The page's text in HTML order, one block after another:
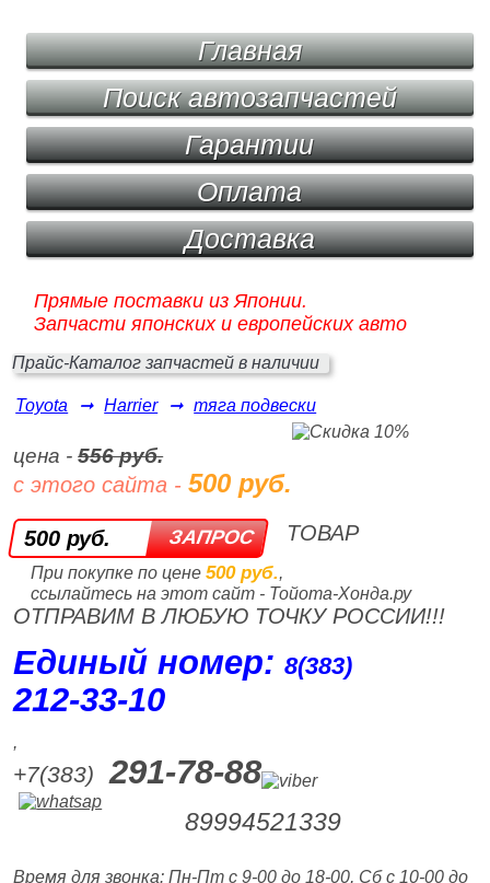
Главная
Поиск автозапчастей
Гарантии
Оплата
Доставка
Прямые поставки из Японии.
Запчасти японских и европейских авто
Прайс-Каталог запчастей в наличии
Toyota ➞ Harrier ➞ тяга подвески
цена -556 руб.
с этого сайта -500 руб.
500 руб.
При покупке по цене 500 руб.,
ссылайтесь на этот сайт - Тойота-Хонда.ру
ТОВАР
ОТПРАВИМ В ЛЮБУЮ ТОЧКУ РОССИИ!!!
Единый номер:8(383)
212‑33‑10
,
+7(383) 291-78-88
89994521339
Время для звонка: Пн-Пт с 9-00 до 18-00, Сб с 10-00 до